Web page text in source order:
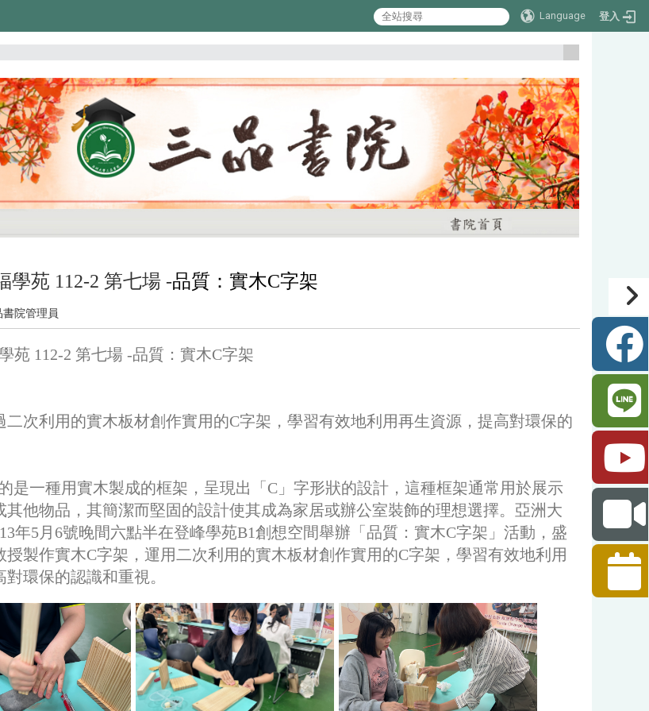
Language 登入
:::
學苑 112-2 第七場 -品質：實木C字架
書院管理員
苑 112-2 第七場 -品質：實木C字架
二次利用的實木板材創作實用的C字架，學習有效地利用再生資源，提高對環保的
是一種用實木製成的框架，呈現出「C」字形狀的設計，這種框架通常用於展示
其他物品，其簡潔而堅固的設計使其成為家居或辦公室裝飾的理想選擇。亞洲大
年5月6號晚間六點半在登峰學苑B1創想空間舉辦「品質：實木C字架」活動，盛
授製作實木C字架，運用二次利用的實木板材創作實用的C字架，學習有效地利用
環保的認識和重視。